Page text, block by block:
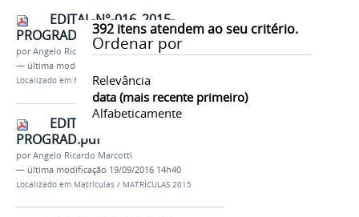
392itens atendem ao seu critério.
Ordenar por
Relevância
data (mais recente primeiro)
Alfabeticamente
EDITAL-N°-016_2015-
PROGRAD.pdf
porAngelo Ricardo Marcotti
— última modificação
Localizado em Matrículas /MATRÍCULAS 2015
EDITAL-N°-015_2015-
PROGRAD.pdf
porAngelo Ricardo Marcotti
— última modificação 19/09/2016 14h40
Localizado em Matrículas / MATRÍCULAS 2015